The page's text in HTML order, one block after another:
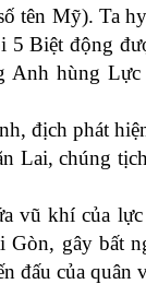
tên Mỹ). Ta hy
5Biệt động
Anh hùng Lực
,địch phát
Lai,chúng
vũ khí của lực
Gòn, gây bất
đấu của quân